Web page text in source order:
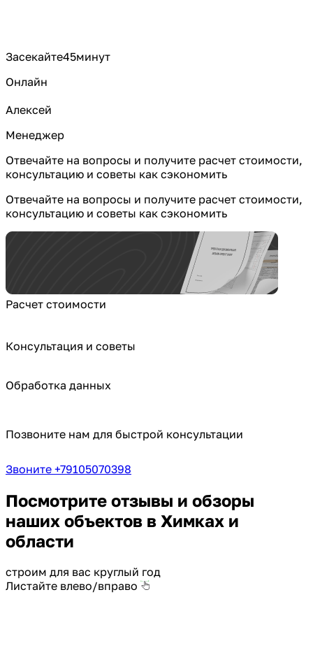
Засекайте45минут
Онлайн
Алексей
Менеджер
Отвечайте на вопросы и получите расчет стоимости,
консультацию и советы как сэкономить
Отвечайте на вопросы и получите расчет стоимости,
консультацию и советы как сэкономить
Расчет стоимости
Консультация и советы
Обработка данных
Позвоните нам для быстрой консультации
Звоните +79105070398
Посмотрите отзывы и обзоры
наших объектов в Химках и
области
строим для вас круглый год
Листайте влево/вправо